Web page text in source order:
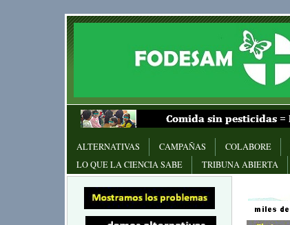
ALTERNATIVAS CAMPAÑAS COLABORE
LO QUE LA CIENCIA SABE
TRIBUNA ABIERTA